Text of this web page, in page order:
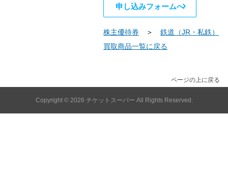
申し込みフォームへ
株主優待券 ＞鉄道（JR・私鉄）
買取商品一覧に戻る
ページの上に戻る
Copyright © 2026 チケットスーパー All Rights Reserved.